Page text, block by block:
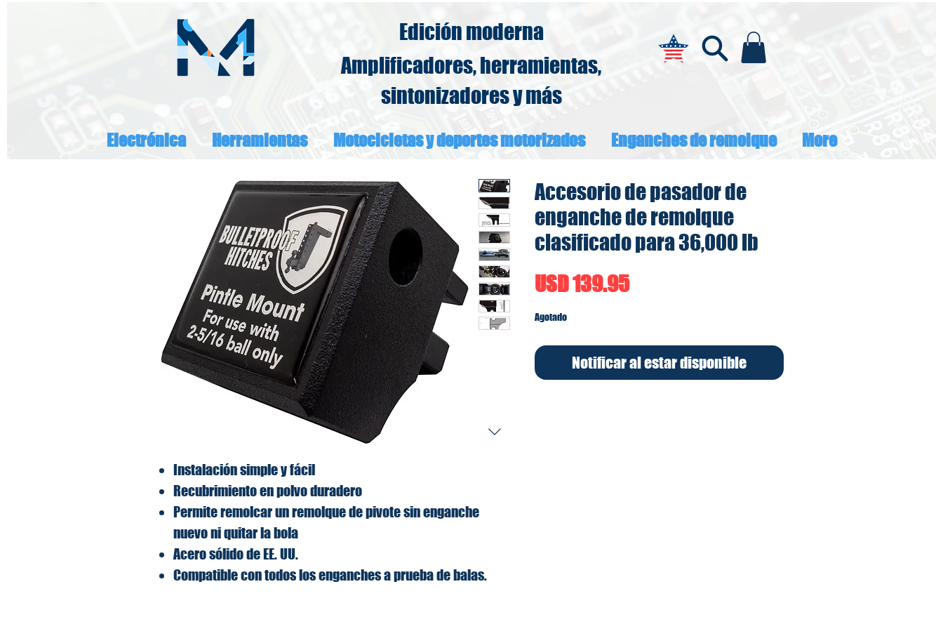
Edición moderna
Amplificadores, herramientas,
sintonizadores y más
Electrónica Herramientas Motocicletas y deportes motorizados Enganches de remolque More
Instalación simple y fácil
Recubrimiento en polvo duradero
Permite remolcar un remolque de pivote sin enganche
nuevo ni quitar la bola
Acero sólido de EE. UU.
Compatible con todos los enganches a prueba de balas.
Accesorio de pasador de
enganche de remolque
clasificado para 36,000 lb
USD 139.95Precio
Agotado
Notificar al estar disponible